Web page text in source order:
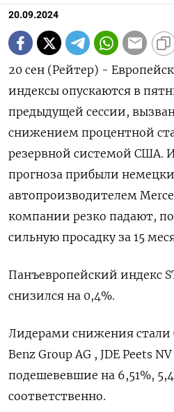
20.09.2024
20 сен (Рейтер) -
индексы опускаются в
предыдущей сессии,
снижением процентной
резервной системой США.
прогноза прибыли
автопроизводителем
компании резко падают,
сильную просадку за 15
Панъевропейский индекс
снизился на 0,4%.
Лидерами снижения стали
Benz Group AG , JDE Peets
подешевевшие на 6,51​%,
соответственно.